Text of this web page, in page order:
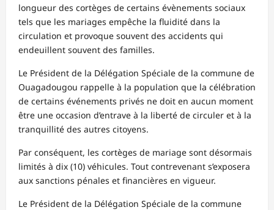
longueur des cortèges de certains évènements sociaux
tels que les mariages empêche la fluidité dans la
circulation et provoque souvent des accidents qui
endeuillent souvent des familles.
Le Président de la Délégation Spéciale de la commune de
Ouagadougou rappelle à la population que la célébration
de certains événements privés ne doit en aucun moment
être une occasion d’entrave à la liberté de circuler et à la
tranquillité des autres citoyens.
Par conséquent, les cortèges de mariage sont désormais
limités à dix (10) véhicules. Tout contrevenant s’exposera
aux sanctions pénales et financières en vigueur.
Le Président de la Délégation Spéciale de la commune